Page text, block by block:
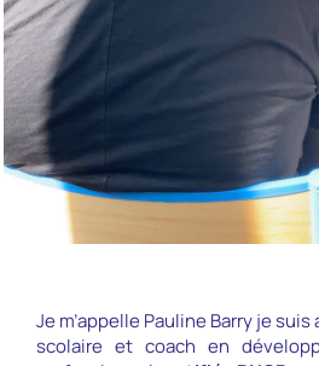
Je m’appelle Pauline Barry je
scolaire et coach en